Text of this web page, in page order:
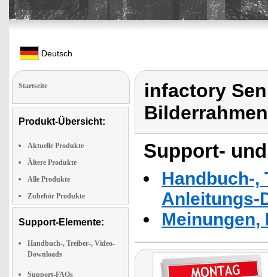
Deutsch
Startseite
Produkt-Übersicht:
Aktuelle Produkte
Ältere Produkte
Alle Produkte
Zubehör Produkte
Support-Elemente:
Handbuch-, Treiber-, Video-
Downloads
Support-FAQs
infactory
Bilderrahmen
Support-
Handbuch-,
Anleitungs-